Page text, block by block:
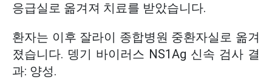
응급실로 옮겨져 치료를 받았습니다.
환자는 이후 잘라이 종합병원 중환자실로 옮겨
졌습니다. 뎅기 바이러스 NS1Ag 신속 검사 결
과: 양성.